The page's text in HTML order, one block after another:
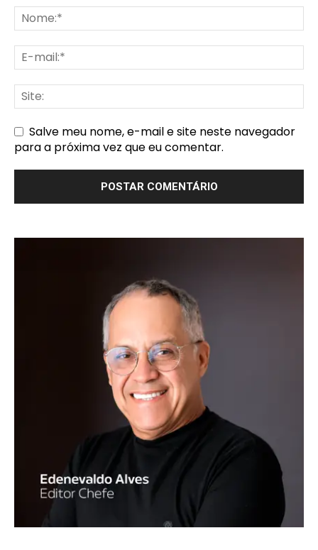
Salve meu nome, e-mail e site neste navegador
para a próxima vez que eu comentar.